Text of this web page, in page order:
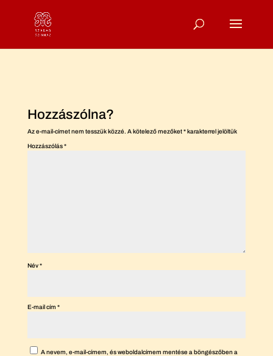
Hozzászólna?
Az e-mail-címet nem tesszük közzé. A kötelező mezőket*karakterrel jelöltük
Hozzászólás*
Név*
E-mail cím *
A nevem, e-mail-címem, és weboldalcímem mentése a böngészőben a